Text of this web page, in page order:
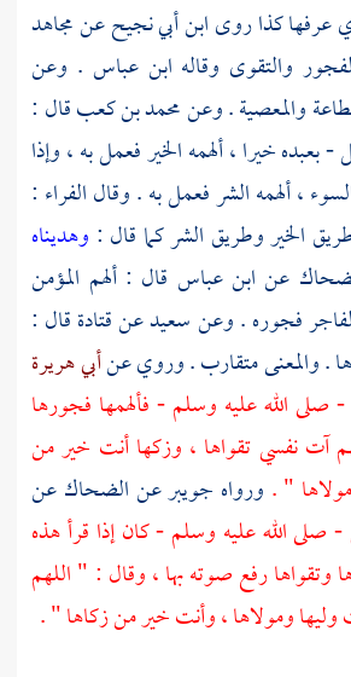
عرفها كذا روىابن أبي نجيحعنمجاهد
والتقوى وقاله ابن عباس . وعن
والمعصية . وعنمحمد بن كعبقال :
بعبده خيرا ، ألهمه الخير فعمل به ، وإذا
، ألهمه الشر فعمل به . وقالالفراء :
الخير وطريق الشر كما قال : وهديناه
عن ابن عباس قال : ألهم المؤمن
فجوره . وعنسعيدعنقتادةقال :
. والمعنى متقارب . وروي عنأبي هريرة
صلى الله عليه وسلم - فألهمها فجورها
آت نفسي تقواها ، وزكها أنت خير من
" . ورواه جويبرعنالضحاكعن
- صلى الله عليه وسلم - كان إذا قرأ هذه
وتقواها رفع صوته بها ، وقال : " اللهم
وليها ومولاها ، وأنت خير من زكاها " .